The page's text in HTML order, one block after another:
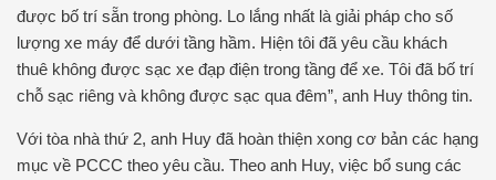
được bố trí sẵn trong phòng. Lo lắng nhất là giải pháp cho số
lượng xe máy để dưới tầng hầm. Hiện tôi đã yêu cầu khách
thuê không được sạc xe đạp điện trong tầng để xe. Tôi đã bố trí
chỗ sạc riêng và không được sạc qua đêm”, anh Huy thông tin.
Với tòa nhà thứ 2, anh Huy đã hoàn thiện xong cơ bản các hạng
mục về PCCC theo yêu cầu. Theo anh Huy, việc bổ sung các